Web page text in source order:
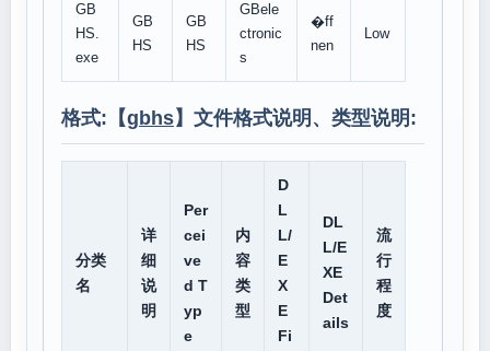
GB
HS.
exe
GB
HS
GB
HS
GBele
ctronic
s
�ff
nen
Low
格式:【gbhs】文件格式说明、类型说明:
分类
名
详
细
说
明
Per
cei
ve
d T
yp
e
内
容
类
型
D
L
L/
E
X
E
Fi
DL
L/E
XE
Det
ails
流
行
程
度